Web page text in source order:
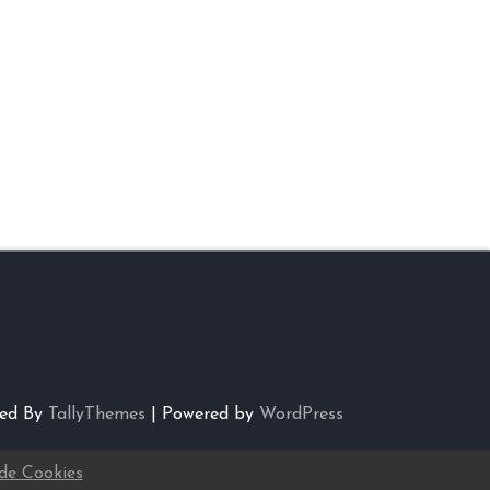
By TallyThemes | Powered by WordPress
Cookies